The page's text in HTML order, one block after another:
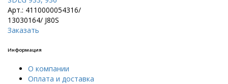
Арт.: 4110000054316/
13030164/ J80S
Заказать
Информация
О компании
Оплата и доставка